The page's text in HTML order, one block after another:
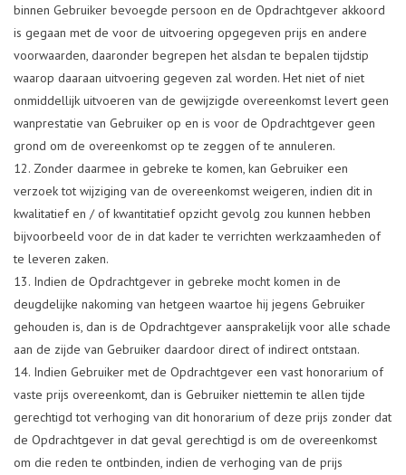
binnen Gebruiker bevoegde persoon en de Opdrachtgever akkoord
is gegaan met de voor de uitvoering opgegeven prijs en andere
voorwaarden, daaronder begrepen het alsdan te bepalen tijdstip
waarop daaraan uitvoering gegeven zal worden. Het niet of niet
onmiddellijk uitvoeren van de gewijzigde overeenkomst levert geen
wanprestatie van Gebruiker op en is voor de Opdrachtgever geen
grond om de overeenkomst op te zeggen of te annuleren.
Zonder daarmee in gebreke te komen, kan Gebruiker een
verzoek tot wijziging van de overeenkomst weigeren, indien dit in
kwalitatief en / of kwantitatief opzicht gevolg zou kunnen hebben
bijvoorbeeld voor de in dat kader te verrichten werkzaamheden of
te leveren zaken.
Indien de Opdrachtgever in gebreke mocht komen in de
deugdelijke nakoming van hetgeen waartoe hij jegens Gebruiker
gehouden is, dan is de Opdrachtgever aansprakelijk voor alle schade
aan de zijde van Gebruiker daardoor direct of indirect ontstaan.
Indien Gebruiker met de Opdrachtgever een vast honorarium of
vaste prijs overeenkomt, dan is Gebruiker niettemin te allen tijde
gerechtigd tot verhoging van dit honorarium of deze prijs zonder dat
de Opdrachtgever in dat geval gerechtigd is om de overeenkomst
om die reden te ontbinden, indien de verhoging van de prijs